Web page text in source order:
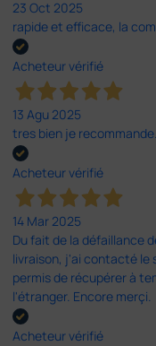
23 Oct 2025
rapide et efficace, la
Acheteur vérifié
13 Agu 2025
tres bien je
Acheteur vérifié
14 Mar 2025
Du fait de la défaillance
livraison, j'ai contacté le
permis de récupérer à
l'étranger. Encore merçi.
Acheteur vérifié